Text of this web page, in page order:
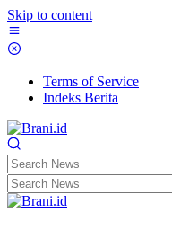
Skip to content
Terms of Service
Indeks Berita